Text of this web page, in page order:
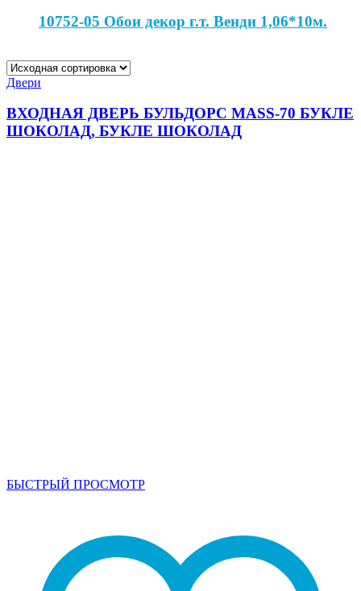
10752-05 Обои декор г.т. Венди 1,06*10м.
Двери
ВХОДНАЯ ДВЕРЬ БУЛЬДОРС MASS-70 БУКЛЕ
ШОКОЛАД, БУКЛЕ ШОКОЛАД
БЫСТРЫЙ ПРОСМОТР